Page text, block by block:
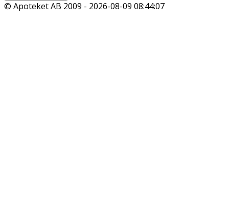
© Apoteket AB 2009 - 2026-08-09 08:44:07